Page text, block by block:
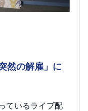
然の解雇」に
ているライブ配